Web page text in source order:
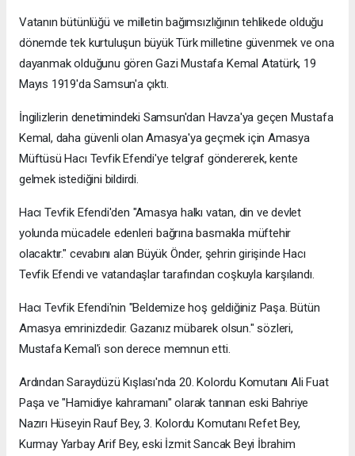
Vatanın bütünlüğü ve milletin bağımsızlığının tehlikede olduğu
dönemde tek kurtuluşun büyük Türk milletine güvenmek ve ona
dayanmak olduğunu gören Gazi Mustafa Kemal Atatürk, 19
Mayıs 1919'da Samsun'a çıktı.
İngilizlerin denetimindeki Samsun'dan Havza'ya geçen Mustafa
Kemal, daha güvenli olan Amasya'ya geçmek için Amasya
Müftüsü Hacı Tevfik Efendi'ye telgraf göndererek, kente
gelmek istediğini bildirdi.
Hacı Tevfik Efendi'den "Amasya halkı vatan, din ve devlet
yolunda mücadele edenleri bağrına basmakla müftehir
olacaktır." cevabını alan Büyük Önder, şehrin girişinde Hacı
Tevfik Efendi ve vatandaşlar tarafından coşkuyla karşılandı.
Hacı Tevfik Efendi'nin "Beldemize hoş geldiğiniz Paşa. Bütün
Amasya emrinizdedir. Gazanız mübarek olsun." sözleri,
Mustafa Kemal'i son derece memnun etti.
Ardından Saraydüzü Kışlası'nda 20. Kolordu Komutanı Ali Fuat
Paşa ve "Hamidiye kahramanı" olarak tanınan eski Bahriye
Nazırı Hüseyin Rauf Bey, 3. Kolordu Komutanı Refet Bey,
Kurmay Yarbay Arif Bey, eski İzmit Sancak Beyi İbrahim